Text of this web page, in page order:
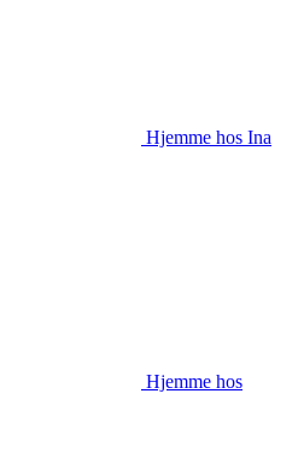
Hjemme hos Ina
Hjemme hos